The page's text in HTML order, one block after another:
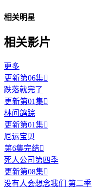
相关明星
相关影片
更多
更新第06集
跌落就完了
更新第01集
林间鸽踪
更新第01集
厄运宝贝
第6集完结
死人公司第四季
更新第08集
没有人会想念我们 第二季